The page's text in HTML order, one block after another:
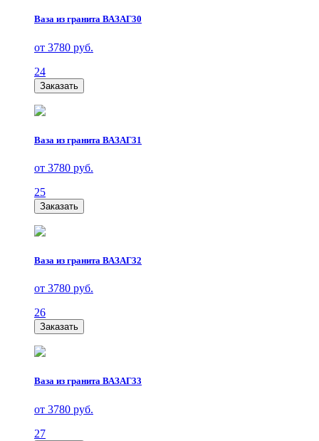
Ваза из гранита ВАЗАГ30
от 3780 руб.
24
Заказать
Ваза из гранита ВАЗАГ31
от 3780 руб.
25
Заказать
Ваза из гранита ВАЗАГ32
от 3780 руб.
26
Заказать
Ваза из гранита ВАЗАГ33
от 3780 руб.
27